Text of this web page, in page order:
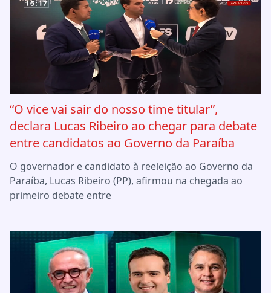
“O vice vai sair do nosso time titular”,
declara Lucas Ribeiro ao chegar para debate
entre candidatos ao Governo da Paraíba
O governador e candidato à reeleição ao Governo da
Paraíba, Lucas Ribeiro (PP), afirmou na chegada ao
primeiro debate entre